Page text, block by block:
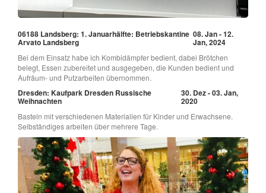
06188 Landsberg: 1. Januarhälfte: Betriebskantine
Arvato Landsberg
08. Jan - 12.
Jan, 2024
Bei dem Einsatz habe ich Kombidämpfer bedient, dabei Brötchen
belegt, Essen zubereitet und ausgegeben, die Kunden bedient und
Aufräum- und Putzarbeiten übernommen.
Dresden: Kaufpark Dresden Russische
Weihnachten
30. Dez - 03. Jan,
2020
Basteln mit verschiedenen Materialien für Kinder und Erwachsene.
Selbständiges arbeiten über mehrere Tage.